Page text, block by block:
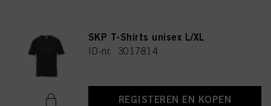
SKP T-Shirts unisex L/XL
ID-nr. 3017814
REGISTEREN EN KOPEN